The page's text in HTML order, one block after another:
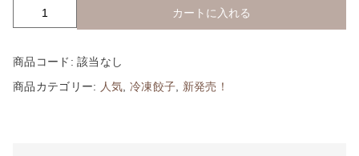
殿
特
産！
カートに入れる
商品コード:該当なし
商品カテゴリー: 人気 冷凍餃子 新発売！